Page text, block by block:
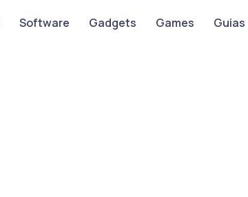
Software Gadgets Games Guias